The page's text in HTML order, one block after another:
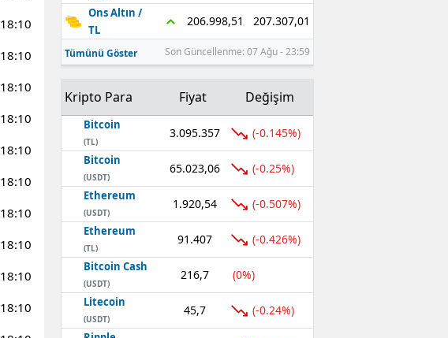
18:10
18:10
18:10
18:10
18:10
18:10
18:10
18:10
18:10
18:10
Ons Altın /
TL
206.998,51 207.307,01
Tümünü Göster Son Güncellenme: 07 Ağu - 23:59
Kripto Para Fiyat Değişim
Bitcoin
(TL)
3.095.357 (-0.145%)
Bitcoin
(USDT)
65.023,06 (-0.25%)
Ethereum
(USDT)
1.920,54 (-0.507%)
Ethereum
(TL)
91.407 (-0.426%)
Bitcoin Cash
(USDT)
216,7 (0%)
Litecoin
(USDT)
45,7 (-0.24%)